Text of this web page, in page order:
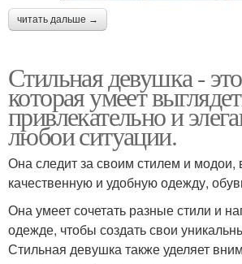
читать дальше →
Стильная девушка -
которая умеет
привлекательно и
любои ситуации.
Она следит за своим стилем и модои,
качественную и удобную одежду,
Она умеет сочетать разные стили и
одежде, чтобы создать свои
Стильная девушка также уделяет